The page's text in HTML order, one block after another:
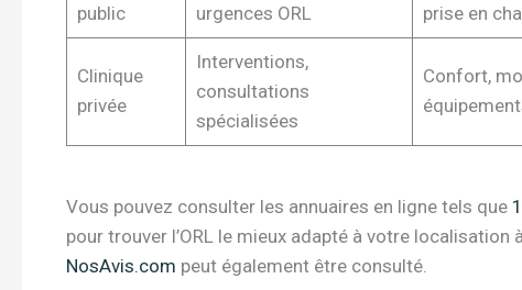
public
urgences ORL
prise en
Clinique
privée
Interventions,
consultations
spécialisées
Confort,
Vous pouvez consulter les annuaires en ligne tels que
pour trouver l’ORL le mieux adapté à votre
NosAvis.com peut également être consulté.